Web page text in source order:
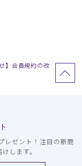
】会員規約の改
レゼント！注目の新商
します。